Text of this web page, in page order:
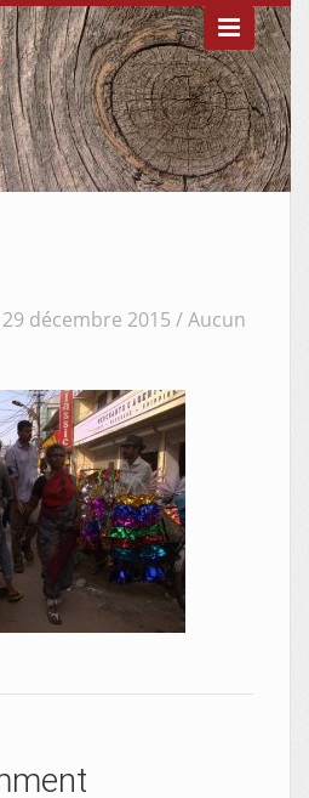

décembre 2015 /Aucun